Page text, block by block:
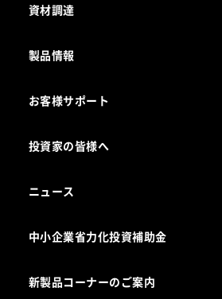
資材調達
製品情報
電気・ガス別厨房機器
お客様サポート
アフターサービスお問合せ先
海外出店をご検討のお客様へ
投資家の皆様へ
ニュース
中小企業省力化投資補助金
新製品コーナーのご案内